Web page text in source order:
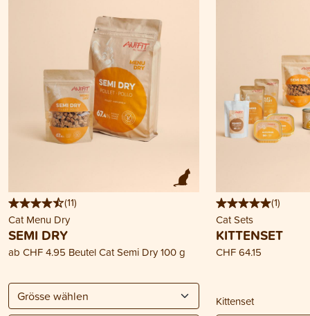
(11)
Cat Menu Dry
SEMI DRY
ab CHF 4.95 Beutel Cat Semi Dry 100 g
(1)
Cat Sets
KITTENSET
CHF 64.15
Kittenset